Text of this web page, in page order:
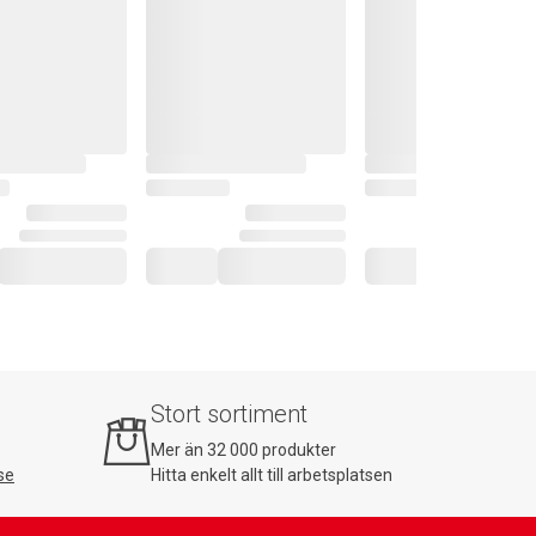
Stort sortiment
Mer än 32 000 produkter
Hitta enkelt allt till arbetsplatsen